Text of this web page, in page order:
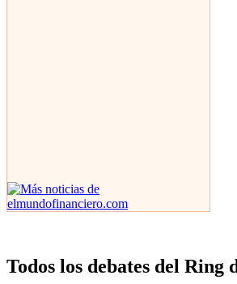
Todos los debates del Ring